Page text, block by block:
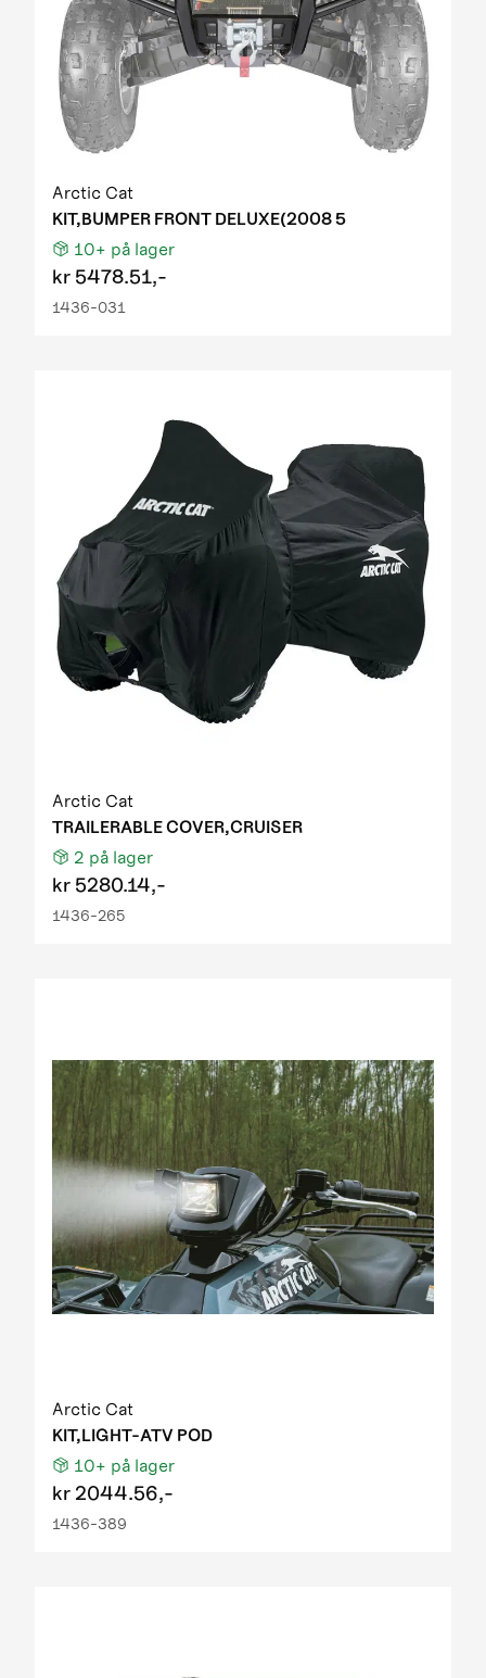
Arctic Cat
KIT,BUMPER FRONT DELUXE(2008 5
10+ på lager
kr 5478.51,-
1436-031
Arctic Cat
TRAILERABLE COVER,CRUISER
2 på lager
kr 5280.14,-
1436-265
Arctic Cat
KIT,LIGHT-ATV POD
10+ på lager
kr 2044.56,-
1436-389